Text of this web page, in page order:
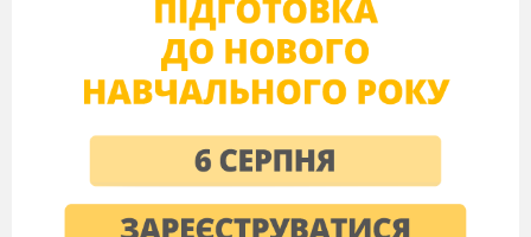
уроці ви закінчите макет інтер'єру школи з
ментами природних форм і захищатимете свій проект.
Вивчення нового матеріалу
Слово вчителя.
Сьогодні ви ознайомитеся з поняттями «проект» і
сукупність документів (розрахунків,
креслень тощо), необхідних для зведення споруд,
будування машин тощо. Інше значення цього слова
задум певних дій. У результаті роботи над проектом